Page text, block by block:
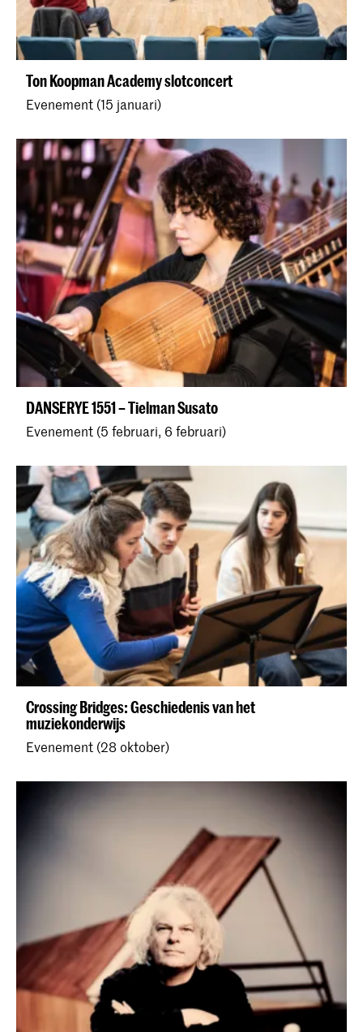
Ton Koopman Academy slotconcert
Evenement (15 januari)
DANSERYE 1551 – Tielman Susato
Evenement (5 februari, 6 februari)
Crossing Bridges: Geschiedenis van het
muziekonderwijs
Evenement (28 oktober)